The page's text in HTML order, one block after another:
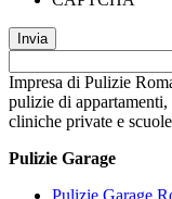
Impresa di Pulizie
pulizie di
cliniche private e
Pulizie Garage